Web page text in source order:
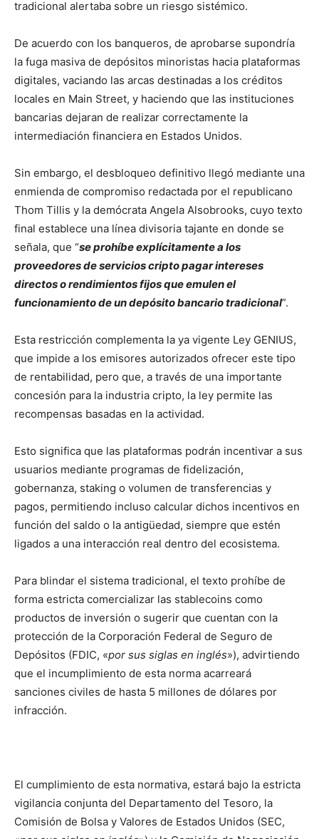
tradicional alertaba sobre un riesgo sistémico.
De acuerdo con los banqueros, de aprobarse supondría
la fuga masiva de depósitos minoristas hacia plataformas
digitales, vaciando las arcas destinadas a los créditos
locales en Main Street, y haciendo que las instituciones
bancarias dejaran de realizar correctamente la
intermediación financiera en Estados Unidos.
Sin embargo, el desbloqueo definitivo llegó mediante una
enmienda de compromiso redactada por el republicano
Thom Tillis y la demócrata Angela Alsobrooks, cuyo texto
final establece una línea divisoria tajante en donde se
señala, que “se prohíbe explícitamente a los
proveedores de servicios cripto pagar intereses
directos o rendimientos fijos que emulen el
funcionamiento de un depósito bancario tradicional”.
Esta restricción complementa la ya vigente Ley GENIUS,
que impide a los emisores autorizados ofrecer este tipo
de rentabilidad, pero que, a través de una importante
concesión para la industria cripto, la ley permite las
recompensas basadas en la actividad.
Esto significa que las plataformas podrán incentivar a sus
usuarios mediante programas de fidelización,
gobernanza, staking o volumen de transferencias y
pagos, permitiendo incluso calcular dichos incentivos en
función del saldo o la antigüedad, siempre que estén
ligados a una interacción real dentro del ecosistema.
Para blindar el sistema tradicional, el texto prohíbe de
forma estricta comercializar las stablecoins como
productos de inversión o sugerir que cuentan con la
protección de la Corporación Federal de Seguro de
Depósitos (FDIC, «por sus siglas en inglés»), advirtiendo
que el incumplimiento de esta norma acarreará
sanciones civiles de hasta 5 millones de dólares por
infracción.
El cumplimiento de esta normativa, estará bajo la estricta
vigilancia conjunta del Departamento del Tesoro, la
Comisión de Bolsa y Valores de Estados Unidos (SEC,